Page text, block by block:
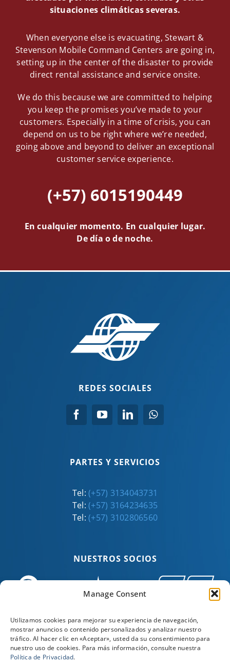
Manage Consent
Utilizamos cookies para mejorar su experiencia de navegación,
mostrar anuncios o contenido personalizados y analizar nuestro
tráfico. Al hacer clic en «Aceptar», usted da su consentimiento para
nuestro uso de cookies. Para más información, consulte nuestra
Política de Privacidad.
situaciones climáticas severas.
When everyone else is evacuating, Stewart &
Stevenson Mobile Command Centers are going in,
setting up in the center of the disaster to provide
direct rental assistance and service onsite.
We do this because we are committed to helping
you keep the promises you’ve made to your
customers. Especially in a time of crisis, you can
depend on us to be right where we’re needed,
going above and beyond to deliver an exceptional
customer service experience.
(+57) 6015190449
En cualquier momento. En cualquier lugar.
De día o de noche.
REDES SOCIALES
PARTES Y SERVICIOS
Tel:(+57) 3134043731
Tel:(+57) 3164234635
Tel:(+57) 3102806560
NUESTROS SOCIOS